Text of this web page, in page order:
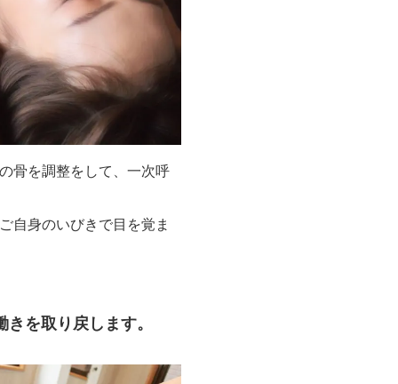
骨を調整をして、一次呼
自身のいびきで目を覚ま
を取り戻します。